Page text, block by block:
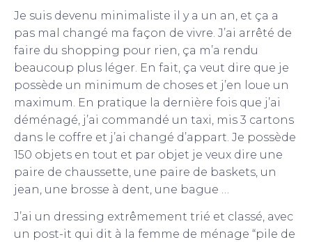
Je suis devenu minimaliste il y a un an, et ça a
pas mal changé ma façon de vivre. J’ai arrêté de
faire du shopping pour rien, ça m’a rendu
beaucoup plus léger. En fait, ça veut dire que je
possède un minimum de choses et j’en loue un
maximum. En pratique la dernière fois que j’ai
déménagé, j’ai commandé un taxi, mis 3 cartons
dans le coffre et j’ai changé d’appart. Je possède
150 objets en tout et par objet je veux dire une
paire de chaussette, une paire de baskets, un
jean, une brosse à dent, une bague …
J’ai un dressing extrêmement trié et classé, avec
un post-it qui dit à la femme de ménage “pile de